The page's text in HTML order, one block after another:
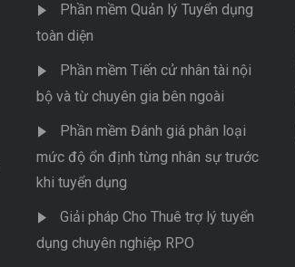
Phần mềm Quản lý Tuyển dụng
toàn diện
Phần mềm Tiến cử nhân tài nội
bộ và từ chuyên gia bên ngoài
Phần mềm Đánh giá phân loại
mức độ ổn định từng nhân sự trước
khi tuyển dụng
Giải pháp Cho Thuê trợ lý tuyển
dụng chuyên nghiệp RPO